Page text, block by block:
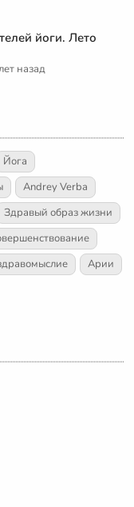
йоги. Лето
назад
Йога
Andrey Verba
Здравый образ жизни
Арии